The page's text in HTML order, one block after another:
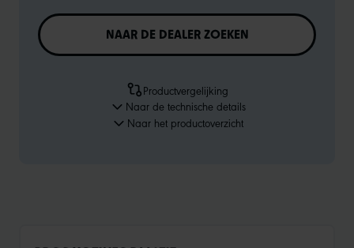
NAAR DE DEALER ZOEKEN
Productvergelijking
Naar de technische details
Naar het productoverzicht